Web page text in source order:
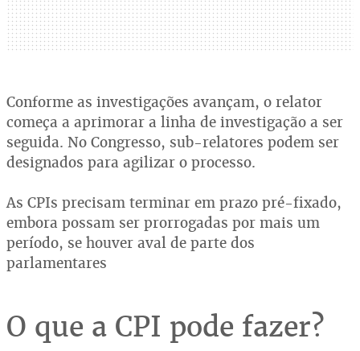
Conforme as investigações avançam, o relator
começa a aprimorar a linha de investigação a ser
seguida. No Congresso, sub-relatores podem ser
designados para agilizar o processo.
As CPIs precisam terminar em prazo pré-fixado,
embora possam ser prorrogadas por mais um
período, se houver aval de parte dos
parlamentares
O que a CPI pode fazer?